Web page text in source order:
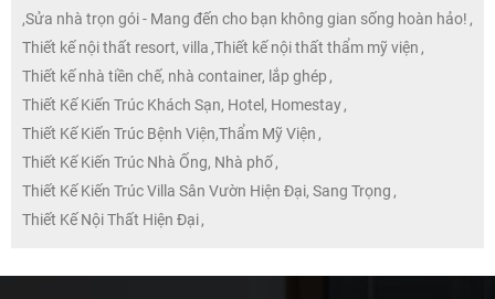
,Sửa nhà trọn gói - Mang đến cho bạn không gian sống hoàn hảo! ,
Thiết kế nội thất resort, villa ,Thiết kế nội thất thẩm mỹ viện ,
Thiết kế nhà tiền chế, nhà container, lắp ghép ,
Thiết Kế Kiến Trúc Khách Sạn, Hotel, Homestay,
Thiết Kế Kiến Trúc Bệnh Viện,Thẩm Mỹ Viện ,
Thiết Kế Kiến Trúc Nhà Ống, Nhà phố,
Thiết Kế Kiến Trúc Villa Sân Vườn Hiện Đại, Sang Trọng ,
Thiết Kế Nội Thất Hiện Đại,